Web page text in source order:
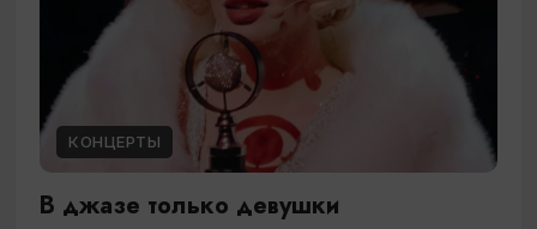
КОНЦЕРТЫ
В джазе только девушки